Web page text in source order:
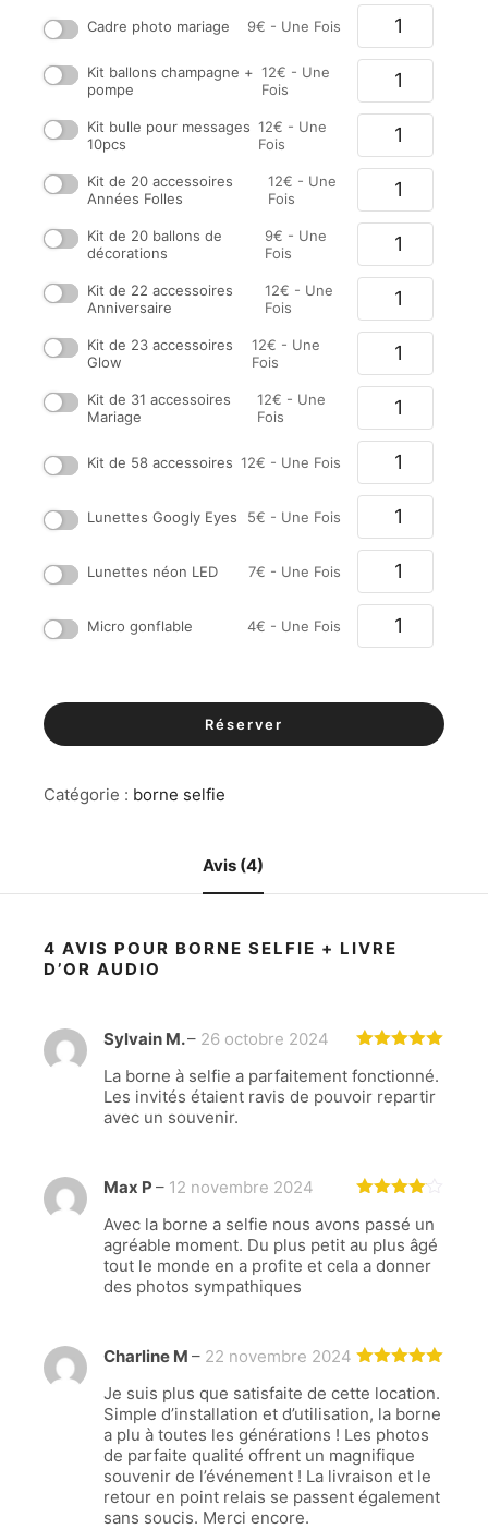
Cadre photo mariage 9€ - Une Fois
Kit ballons champagne +
pompe
12€ - Une
Fois
Kit bulle pour messages
10pcs
12€ - Une
Fois
Kit de 20 accessoires
Années Folles
12€ - Une
Fois
Kit de 20 ballons de
décorations
9€ - Une
Fois
Kit de 22 accessoires
Anniversaire
12€ - Une
Fois
Kit de 23 accessoires
Glow
12€ - Une
Fois
Kit de 31 accessoires
Mariage
12€ - Une
Fois
Kit de 58 accessoires 12€ - Une Fois
Lunettes Googly Eyes 5€ - Une Fois
Lunettes néon LED 7€ - Une Fois
Micro gonflable 4€ - Une Fois
Réserver
Catégorie : borne selfie
Avis (4)
4 AVIS POUR BORNE SELFIE + LIVRE
D’OR AUDIO
sur 5
Sylvain M.– 26 octobre 2024
La borne à selfie a parfaitement fonctionné.
Les invités étaient ravis de pouvoir repartir
avec un souvenir.
sur 5
Max P – 12 novembre 2024
Avec la borne a selfie nous avons passé un
agréable moment. Du plus petit au plus âgé
tout le monde en a profite et cela a donner
des photos sympathiques
sur 5
Charline M – 22 novembre 2024
Je suis plus que satisfaite de cette location.
Simple d’installation et d’utilisation, la borne
a plu à toutes les générations ! Les photos
de parfaite qualité offrent un magnifique
souvenir de l’événement ! La livraison et le
retour en point relais se passent également
sans soucis. Merci encore.